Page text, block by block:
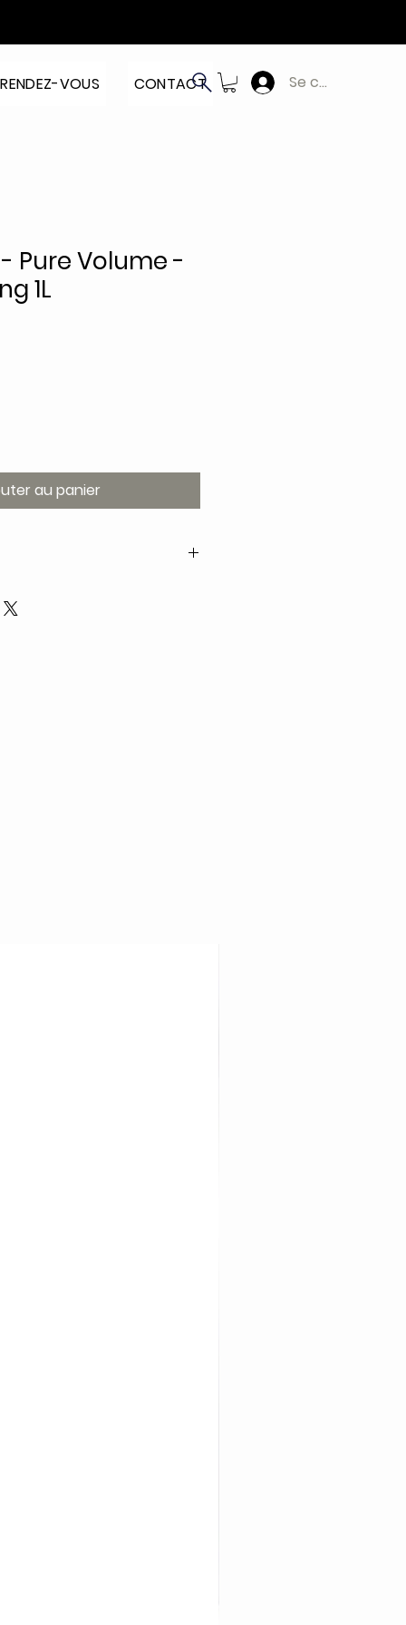
RENDEZ-VOUS CONTACT Se connecter
Pure Volume -
1L
au panier